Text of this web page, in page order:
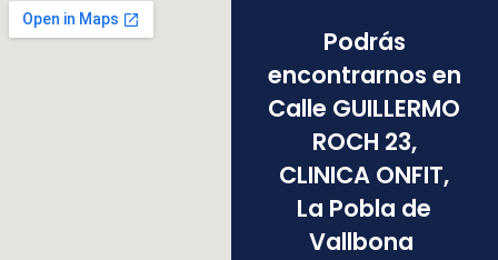
Podrás
encontrarnos en
Calle GUILLERMO
ROCH 23,
CLINICA ONFIT,
La Pobla de
Vallbona